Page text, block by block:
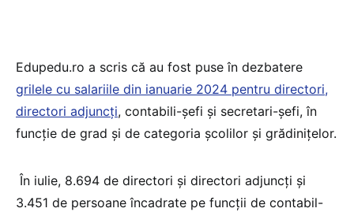
Edupedu.ro a scris că au fost puse în dezbatere
grilele cu salariile din ianuarie 2024 pentru directori,
directori adjuncți, contabili-șefi și secretari-șefi, în
funcție de grad și de categoria școlilor și grădinițelor.
În iulie, 8.694 de directori și directori adjuncți și
3.451 de persoane încadrate pe funcții de contabil-